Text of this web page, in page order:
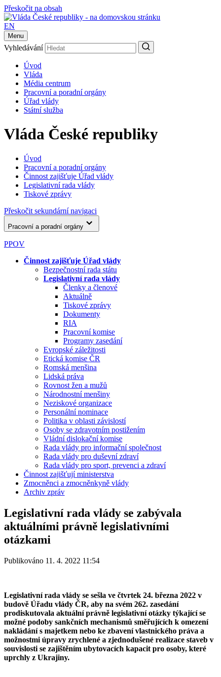
Přeskočit na obsah
EN
Menu
Vyhledávání
Úvod
Vláda
Média centrum
Pracovní a poradní orgány
Úřad vlády
Státní služba
Vláda České republiky
Úvod
Pracovní a poradní orgány
Činnost zajišťuje Úřad vlády
Legislativní rada vlády
Tiskové zprávy
Přeskočit sekundární navigaci
Pracovní a poradní orgány
PPOV
Činnost zajišťuje Úřad vlády
Bezpečnostní rada státu
Legislativní rada vlády
Členky a členové
Aktuálně
Tiskové zprávy
Dokumenty
RIA
Pracovní komise
Programy zasedání
Evropské záležitosti
Etická komise ČR
Romská menšina
Lidská práva
Rovnost žen a mužů
Národnostní menšiny
Neziskové organizace
Personální nominace
Politika v oblasti závislostí
Osoby se zdravotním postižením
Vládní dislokační komise
Rada vlády pro informační společnost
Rada vlády pro duševní zdraví
Rada vlády pro sport, prevenci a zdraví
Činnost zajišťují ministerstva
Zmocněnci a zmocněnkyně vlády
Archiv zpráv
Legislativní rada vlády se zabývala
aktuálními právně legislativními
otázkami
Publikováno 11. 4. 2022 11:54
Legislativní rada vlády se sešla ve čtvrtek 24. března 2022 v
budově Úřadu vlády ČR, aby na svém 262. zasedání
prodiskutovala aktuální právně legislativní otázky týkající se
možné podoby sankčních mechanismů směřujících k omezení
nakládání s majetkem nebo ke zbavení vlastnického práva a
možnostmi úpravy zrychlené a zjednodušené realizace staveb v
souvislosti se zajištěním ubytovacích kapacit pro osoby, které
uprchly z Ukrajiny.